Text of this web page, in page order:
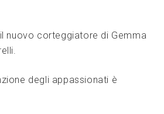
nuovo corteggiatore di Gemma
degli appassionati è